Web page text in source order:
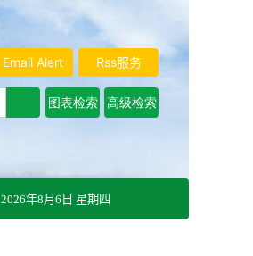
Rss服务
Email Alert
2026年8月6日 星期四